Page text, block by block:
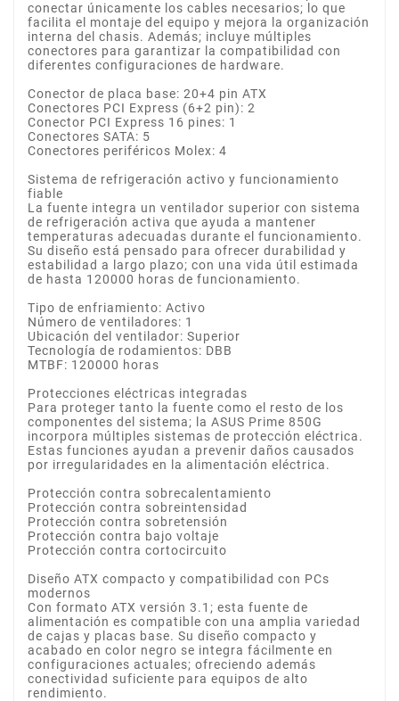
conectar únicamente los cables necesarios; lo que
facilita el montaje del equipo y mejora la organización
interna del chasis. Además; incluye múltiples
conectores para garantizar la compatibilidad con
diferentes configuraciones de hardware.
Conector de placa base: 20+4 pin ATX
Conectores PCI Express (6+2 pin): 2
Conector PCI Express 16 pines: 1
Conectores SATA: 5
Conectores periféricos Molex: 4
Sistema de refrigeración activo y funcionamiento
fiable
La fuente integra un ventilador superior con sistema
de refrigeración activa que ayuda a mantener
temperaturas adecuadas durante el funcionamiento.
Su diseño está pensado para ofrecer durabilidad y
estabilidad a largo plazo; con una vida útil estimada
de hasta 120000 horas de funcionamiento.
Tipo de enfriamiento: Activo
Número de ventiladores: 1
Ubicación del ventilador: Superior
Tecnología de rodamientos: DBB
MTBF: 120000 horas
Protecciones eléctricas integradas
Para proteger tanto la fuente como el resto de los
componentes del sistema; la ASUS Prime 850G
incorpora múltiples sistemas de protección eléctrica.
Estas funciones ayudan a prevenir daños causados
por irregularidades en la alimentación eléctrica.
Protección contra sobrecalentamiento
Protección contra sobreintensidad
Protección contra sobretensión
Protección contra bajo voltaje
Protección contra cortocircuito
Diseño ATX compacto y compatibilidad con PCs
modernos
Con formato ATX versión 3.1; esta fuente de
alimentación es compatible con una amplia variedad
de cajas y placas base. Su diseño compacto y
acabado en color negro se integra fácilmente en
configuraciones actuales; ofreciendo además
conectividad suficiente para equipos de alto
rendimiento.